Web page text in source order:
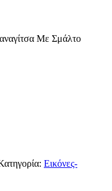
Με Σμάλτο
Εικόνες-